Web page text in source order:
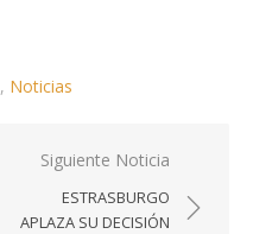
, Noticias
Siguiente Noticia
ESTRASBURGO
APLAZA SU DECISIÓN